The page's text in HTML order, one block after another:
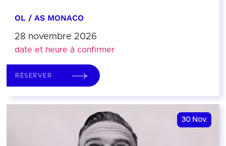
OL / AS MONACO
28 novembre 2026
date et heure à confirmer
RÉSERVER
30 Nov.